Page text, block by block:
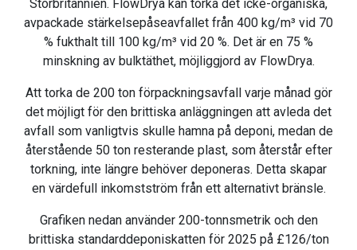
Storbritannien. FlowDrya kan torka det icke-organiska,
avpackade stärkelsepåseavfallet från 400 kg/m³ vid 70
% fukthalt till 100 kg/m³ vid 20 %. Det är en 75 %
minskning av bulktäthet, möjliggjord av FlowDrya.
Att torka de 200 ton förpackningsavfall varje månad gör
det möjligt för den brittiska anläggningen att avleda det
avfall som vanligtvis skulle hamna på deponi, medan de
återstående 50 ton resterande plast, som återstår efter
torkning, inte längre behöver deponeras. Detta skapar
en värdefull inkomstström från ett alternativt bränsle.
Grafiken nedan använder 200-tonnsmetrik och den
brittiska standarddeponiskatten för 2025 på £126/ton